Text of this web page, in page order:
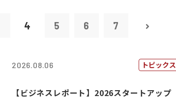
4 5 6 7
2026.08.06 トピックス
【ビジネスレポート】2026スタートアップ